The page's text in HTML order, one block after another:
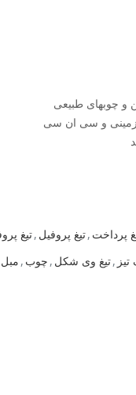
چوبهای طبیعی
زمینی و سی ان سی
پرداخت ,تیغ پروفیل ,تیغ
,تیغ وی شکل , چوب , مبل